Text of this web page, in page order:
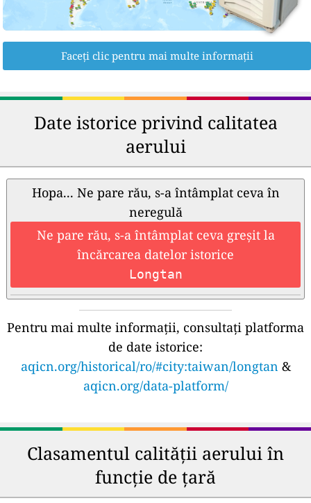
Faceți clic pentru mai multe informații
Date istorice privind calitatea
aerului
Hopa... Ne pare rău, s-a întâmplat ceva în
neregulă
Ne pare rău, s-a întâmplat ceva greșit la
încărcarea datelor istorice
Longtan
Pentru mai multe informații, consultați platforma
de date istorice:
aqicn.org/historical/ro/#city:taiwan/longtan &
aqicn.org/data-platform/
Clasamentul calității aerului în
funcție de țară